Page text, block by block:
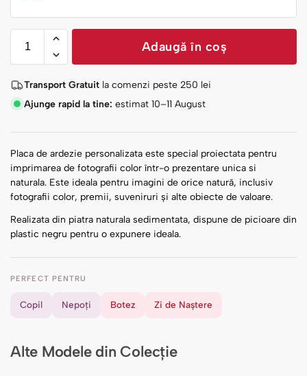
Adaugă în coș
Transport Gratuit la comenzi peste 250 lei
Ajunge rapid la tine: estimat 10–11 August
Placa de ardezie personalizata este special proiectata pentru
imprimarea de fotografii color într-o prezentare unica si
naturala. Este ideala pentru imagini de orice natură, inclusiv
fotografii color, premii, suveniruri şi alte obiecte de valoare.
Realizata din piatra naturala sedimentata, dispune de picioare din
plastic negru pentru o expunere ideala.
PERFECT PENTRU
Copil Nepoți Botez Zi de Naștere
Alte Modele din Colecție